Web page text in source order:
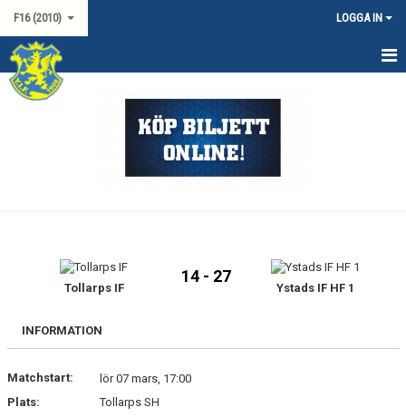
F16 (2010) LOGGA IN
HEM
DOKUMENT
KONTAKT
Tollarps IF
14 - 27
Ystads IF HF 1
INFORMATION
Matchstart:
lör 07 mars, 17:00
Plats:
Tollarps SH